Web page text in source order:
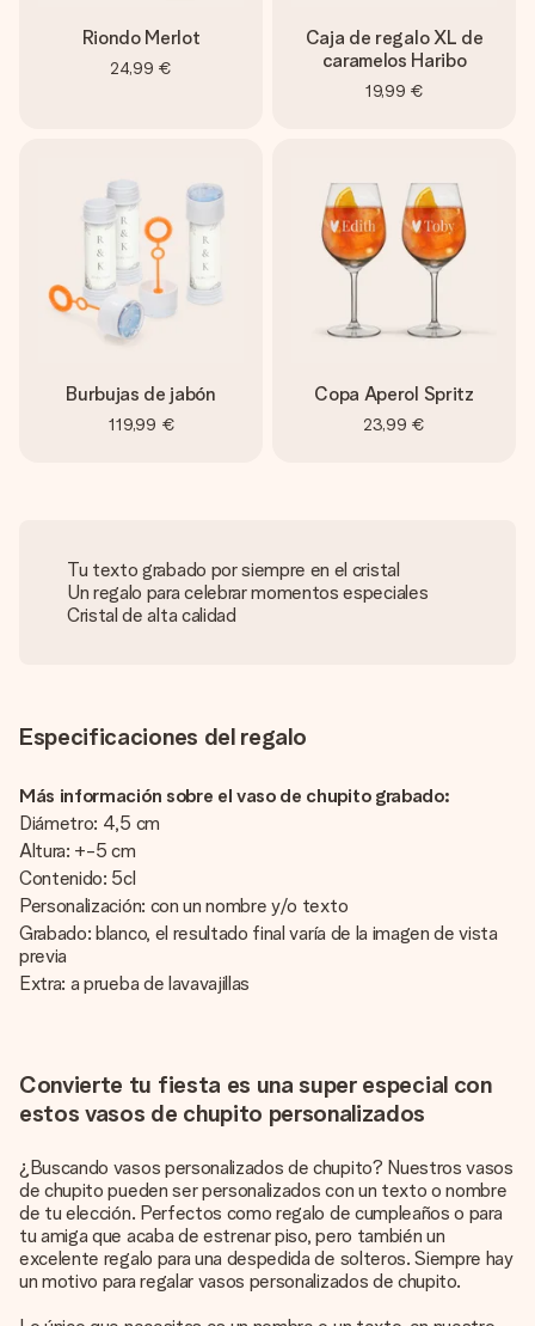
Riondo Merlot
24,99 €
Caja de regalo XL de
caramelos Haribo
19,99 €
Burbujas de jabón
119,99 €
Copa Aperol Spritz
23,99 €
Tu texto grabado por siempre en el cristal
Un regalo para celebrar momentos especiales
Cristal de alta calidad
Especificaciones del regalo
Más información sobre el vaso de chupito grabado:
Diámetro: 4,5 cm
Altura: +-5 cm
Contenido: 5cl
Personalización: con un nombre y/o texto
Grabado: blanco, el resultado final varía de la imagen de vista
previa
Extra: a prueba de lavavajillas
Convierte tu fiesta es una super especial con
estos vasos de chupito personalizados
¿Buscando vasos personalizados de chupito? Nuestros vasos
de chupito pueden ser personalizados con un texto o nombre
de tu elección. Perfectos como regalo de cumpleaños o para
tu amiga que acaba de estrenar piso, pero también un
excelente regalo para una despedida de solteros. Siempre hay
un motivo para regalar vasos personalizados de chupito.